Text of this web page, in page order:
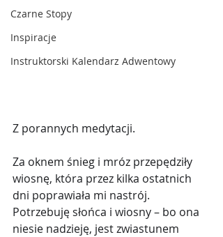
Czarne Stopy
Inspiracje
Instruktorski Kalendarz Adwentowy
Z porannych medytacji.
Za oknem śnieg i mróz przepędziły
wiosnę, która przez kilka ostatnich
dni poprawiała mi nastrój.
Potrzebuję słońca i wiosny – bo ona
niesie nadzieję, jest zwiastunem